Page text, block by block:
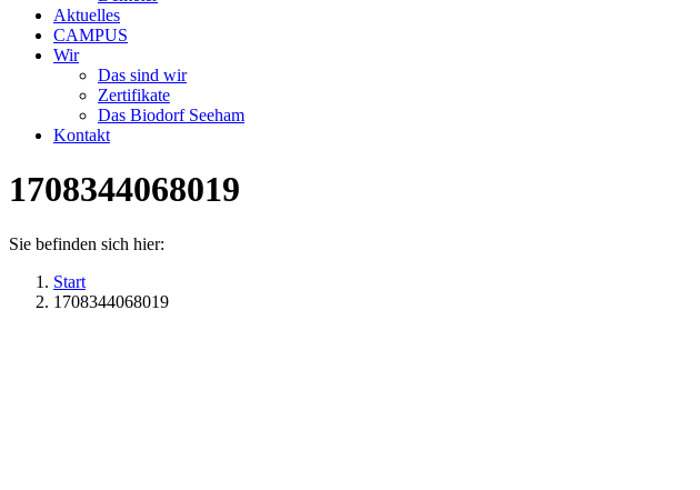
Aktuelles
CAMPUS
Wir
Das sind wir
Zertifikate
Das Biodorf Seeham
Kontakt
1708344068019
Sie befinden sich hier:
Start
1708344068019